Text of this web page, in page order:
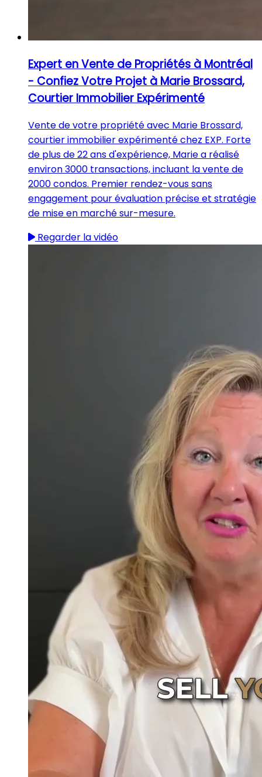
Expert en Vente de Propriétés à Montréal
- Confiez Votre Projet à Marie Brossard,
Courtier Immobilier Expérimenté
Vente de votre propriété avec Marie Brossard,
courtier immobilier expérimenté chez EXP. Forte
de plus de 22 ans d'expérience, Marie a réalisé
environ 3000 transactions, incluant la vente de
2000 condos. Premier rendez-vous sans
engagement pour évaluation précise et stratégie
de mise en marché sur-mesure.
Regarder la vidéo